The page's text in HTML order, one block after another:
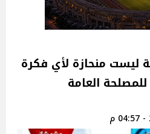
ليست منحازة لأي فكرة
العامة